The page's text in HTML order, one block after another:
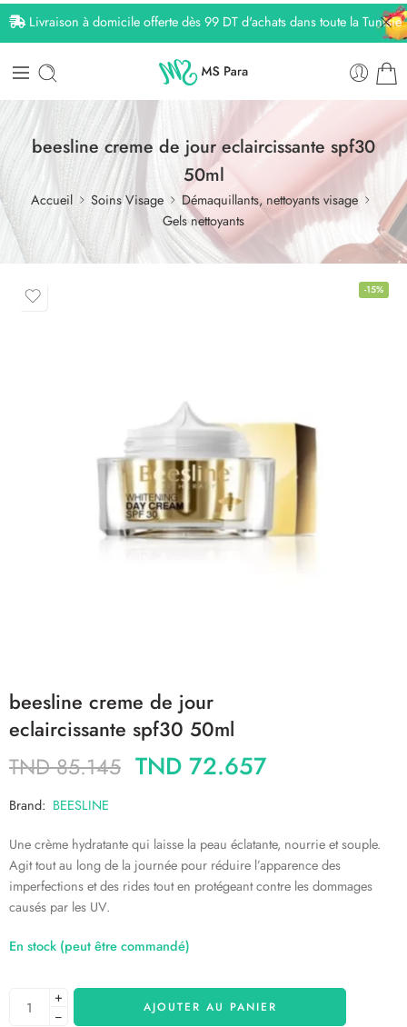
Livraison à domicile offerte dès 99 DT d'achats dans toute la Tunisie
beesline creme de jour eclaircissante spf30
50ml
Accueil Soins Visage
Démaquillants, nettoyants visage
Gels nettoyants
-15%
beesline creme de jour
eclaircissante spf30 50ml
TND85.145 TND 72.657
Brand: BEESLINE
Une crème hydratante qui laisse la peau éclatante, nourrie et souple.
Agit tout au long de la journée pour réduire l’apparence des
imperfections et des rides tout en protégeant contre les dommages
causés par les UV.
En stock (peut être commandé)
+
−
AJOUTER AU PANIER